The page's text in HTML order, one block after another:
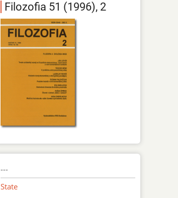
Filozofia 51 (1996), 2
---
State